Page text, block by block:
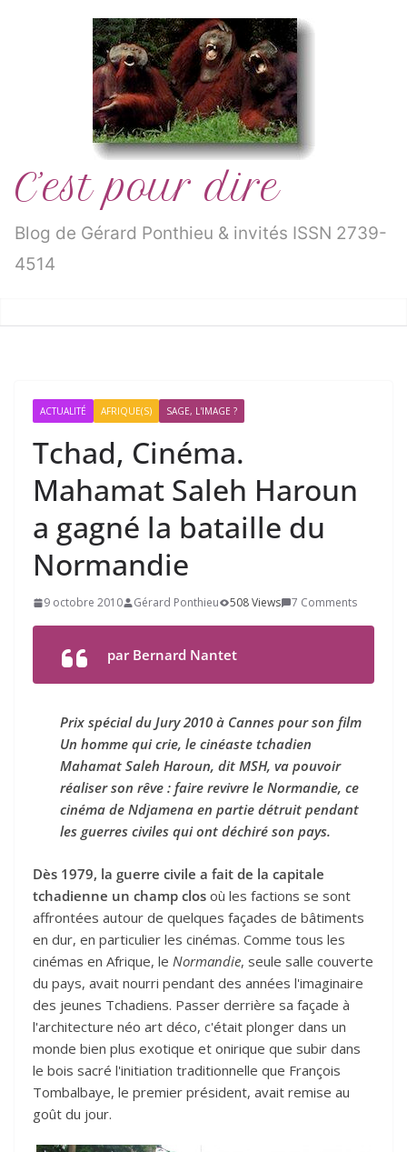
C’est pour dire
Blog de Gérard Ponthieu & invités ISSN 2739-
4514
ACTUALITÉ AFRIQUE(S) SAGE, L'IMAGE ?
Tchad, Cinéma.
Mahamat Saleh Haroun
a gagné la bataille du
Normandie
9 octobre 2010 Gérard Ponthieu 508 Views 7 Comments
par Bernard Nantet
Prix spécial du Jury 2010 à Cannes pour son film
Un homme qui crie, le cinéaste tchadien
Mahamat Saleh Haroun, dit MSH, va pouvoir
réaliser son rêve : faire revivre le Normandie, ce
cinéma de Ndjamena en partie détruit pendant
les guerres civiles qui ont déchiré son pays.
Dès 1979, la guerre civile a fait de la capitale
tchadienne un champ clos où les factions se sont
affrontées autour de quelques façades de bâtiments
en dur, en particulier les cinémas. Comme tous les
cinémas en Afrique, le Normandie, seule salle couverte
du pays, avait nourri pendant des années l'imaginaire
des jeunes Tchadiens. Passer derrière sa façade à
l'architecture néo art déco, c'était plonger dans un
monde bien plus exotique et onirique que subir dans
le bois sacré l'initiation traditionnelle que François
Tombalbaye, le premier président, avait remise au
goût du jour.